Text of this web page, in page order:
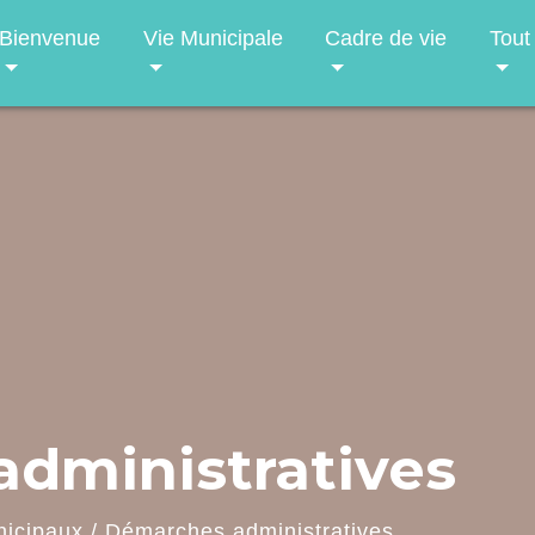
Bienvenue Vie Municipale Cadre de vie